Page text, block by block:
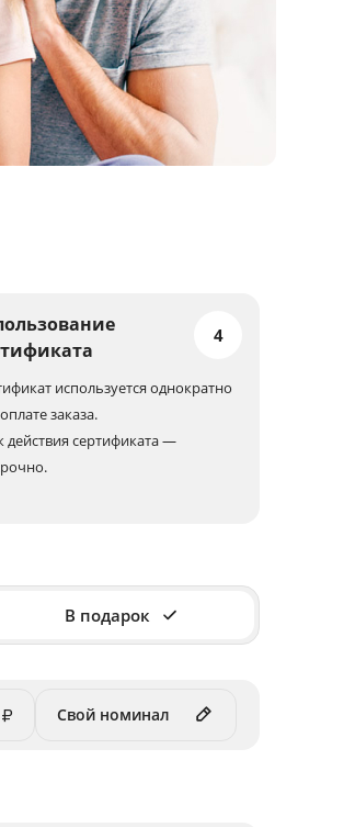
4
используется однократно
заказа.
действия сертификата —
В подарок
₽